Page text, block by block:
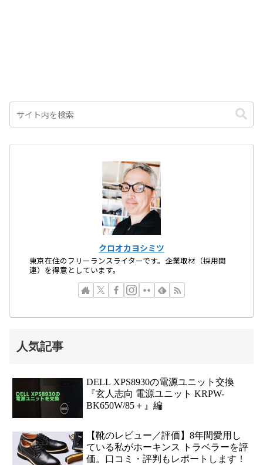
クロオカヨシミツ
東京在住のフリーランスライターです。企業取材（採用関
連）を得意としています。
人気記事
DELL XPS8930の電源ユニット交換
『玄人志向 電源ユニット KRPW-
BK650W/85＋』編
【靴のレビュー／評価】8年間愛用し
ている私がホーキンス トラベラーを評
価。口コミ・評判もレポートします！